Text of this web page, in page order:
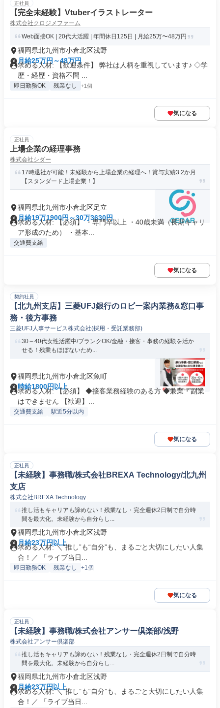
正社員
【完全未経験】Vtuberイラストレーター
株式会社クロジメファーム
Web面接OK | 20代大活躍 | 年間休日125日 | 月給25万〜48万円
福岡県北九州市小倉北区浅野
月給25万円～48万円
求める人材: 【歓迎条件】 弊社は人柄を重視しています♪ ◇学
歴・経歴・資格不問 ...
即日勤務OK 残業なし +1個
気になる
正社員
上場企業の経理事務
株式会社シダー
17時退社が可能！未経験から上場企業の経理へ！賞与実績3.2か月
【スタンダード上場企業！】
福岡県北九州市小倉北区足立
月給19万1900円～30万3630円
求める人材: 【必須】 ・専門卒以上 ・40歳未満（長期キャリ
ア形成のため） ・基本...
交通費支給
気になる
契約社員
【北九州支店】三菱UFJ銀行のロビー案内業務&窓口事
務・後方事務
三菱UFJ人事サービス株式会社(採用・受託業務部)
30～40代女性活躍中/ブランクOK/金融・接客・事務の経験を活か
せる！残業もほぼないため...
福岡県北九州市小倉北区魚町
時給1800円以上
求める人材: 【必須】 ◆接客業務経験のある方 ◆兼業・副業
はできません 【歓迎】...
交通費支給 駅近5分以内
気になる
正社員
【未経験】事務職/株式会社BREXA Technology/北九州
支店
株式会社BREXA Technology
推し活もキャリアも諦めない！残業なし・完全週休2日制で自分時
間を最大化。未経験から自分らし...
福岡県北九州市小倉北区浅野
月給23万円以上
求める人材: ＼“推し”も“自分”も、まるごと大切にしたい人集
合！／ 「ライブ当日...
即日勤務OK 残業なし +1個
気になる
正社員
【未経験】事務職/株式会社アンサー倶楽部/浅野
株式会社アンサー倶楽部
推し活もキャリアも諦めない！残業なし・完全週休2日制で自分時
間を最大化。未経験から自分らし...
福岡県北九州市小倉北区浅野
月給23万円以上
求める人材: ＼“推し”も“自分”も、まるごと大切にしたい人集
合！／ 「ライブ当日...